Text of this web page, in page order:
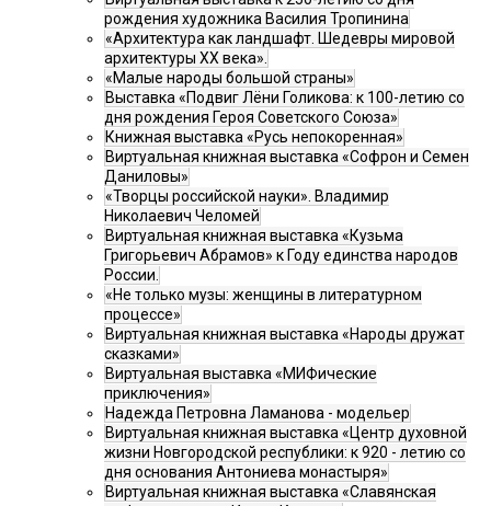
рождения художника Василия Тропинина
«Архитектура как ландшафт. Шедевры мировой
архитектуры XX века».
«Малые народы большой страны»
Выставка «Подвиг Лёни Голикова: к 100-летию со
дня рождения Героя Советского Союза»
Книжная выставка «Русь непокоренная»
Виртуальная книжная выставка «Софрон и Семен
Даниловы»
«Творцы российской науки». Владимир
Николаевич Челомей
Виртуальная книжная выставка «Кузьма
Григорьевич Абрамов» к Году единства народов
России.
«Не только музы: женщины в литературном
процессе»
Виртуальная книжная выставка «Народы дружат
сказками»
Виртуальная выставка «МИФические
приключения»
Надежда Петровна Ламанова - модельер
Виртуальная книжная выставка «Центр духовной
жизни Новгородской республики: к 920 - летию со
дня основания Антониева монастыря»
Виртуальная книжная выставка «Славянская